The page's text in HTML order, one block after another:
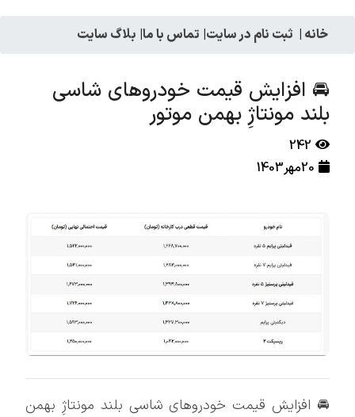
خانه | ثبت نام در سایت| تماس با ما| بلاگ سایت
🚘 افزایش قیمت خودروهای شاسی
بلند مونتاژِ بهمن موتور
242
20مهر1403
🚘 افزایش قیمت خودروهای شاسی بلند مونتاژِ بهمن